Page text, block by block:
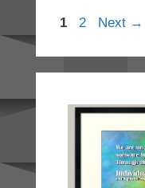
Page
1 Page
2 Next →